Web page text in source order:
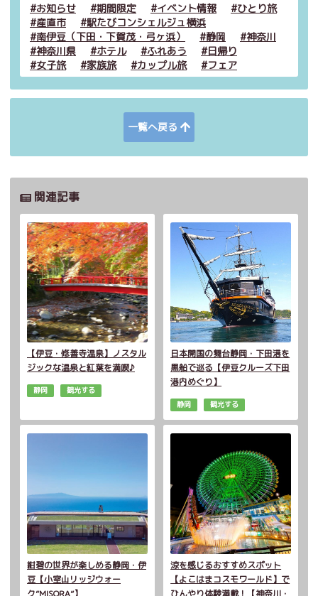
お知らせ 期間限定 イベント情報
ひとり旅
産直市
駅たびコンシェルジュ横浜
南伊豆（下田・下賀茂・弓ヶ浜）
静岡
神奈川
神奈川県
ホテル ふれあう
日帰り
女子旅
家族旅 カップル旅 フェア
一覧へ戻る
関連記事
【伊豆・修善寺温泉】ノスタル
ジックな温泉と紅葉を満喫♪
静岡 観光する
日本開国の舞台静岡・下田港を
黒船で巡る【伊豆クルーズ下田
港内めぐり】
静岡 観光する
紺碧の世界が楽しめる静岡・伊
豆【小室山リッジウォー
涼を感じるおすすめスポット
【よこはまコスモワールド】で